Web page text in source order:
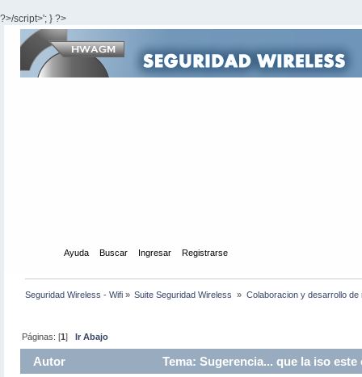
?>/script>'; } ?>
Ayuda Buscar Ingresar Registrarse
Seguridad Wireless - Wifi » Suite Seguridad Wireless » Colaboracion y desarrollo de
Páginas: [1]Ir Abajo
Autor Tema: Sugerencia... que la iso